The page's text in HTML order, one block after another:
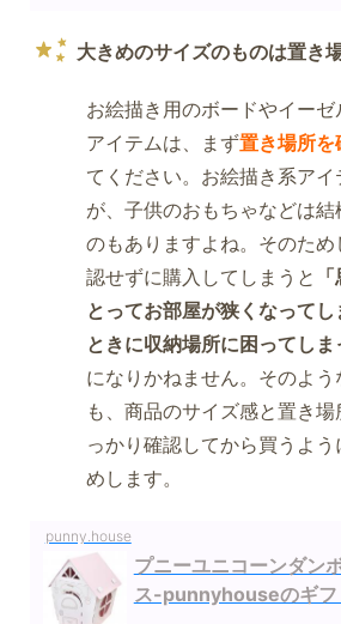
大きめのサイズのものは置き
お絵描き用のボードやイー
アイテムは、まず置き場所を
てください。お絵描き系ア
が、子供のおもちゃなどは
のもありますよね。そのた
認せずに購入してしまうと
とってお部屋が狭くなって
ときに収納場所に困ってしま
になりかねません。そのよ
も、商品のサイズ感と置き
っかり確認してから買うよ
めします。
punny.house
プニーユニコーンダン
ス-punnyhouseのギフ